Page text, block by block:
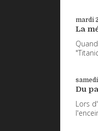
mardi
La
Du
Lors